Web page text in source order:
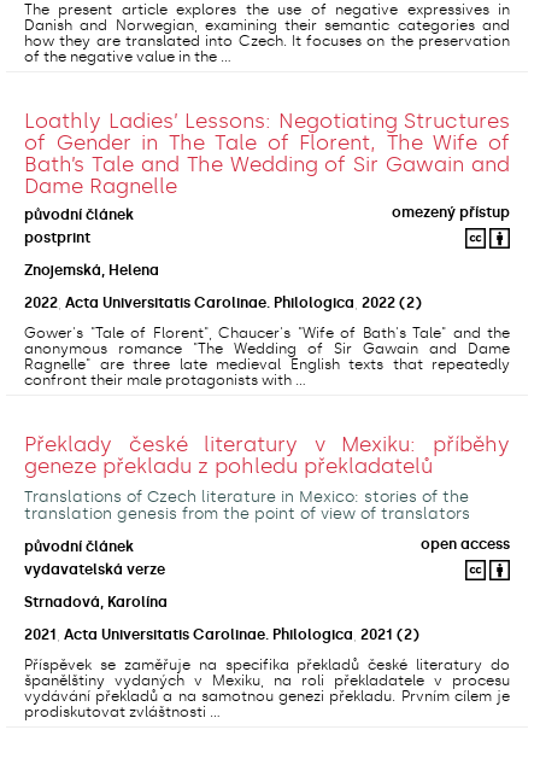
The present article explores the use of negative expressives in
Danish and Norwegian, examining their semantic categories and
how they are translated into Czech. It focuses on the preservation
of the negative value in the ...
Loathly Ladies’ Lessons: Negotiating Structures
of Gender in The Tale of Florent, The Wife of
Bath’s Tale and The Wedding of Sir Gawain and
Dame Ragnelle
původní článek
omezený přístup
postprint
Znojemská, Helena
2022 Acta Universitatis Carolinae. Philologica 2022 (2)
Gower's "Tale of Florent", Chaucer's "Wife of Bath's Tale" and the
anonymous romance "The Wedding of Sir Gawain and Dame
Ragnelle" are three late medieval English texts that repeatedly
confront their male protagonists with ...
Překlady české literatury v Mexiku: příběhy
geneze překladu z pohledu překladatelů
Translations of Czech literature in Mexico: stories of the
translation genesis from the point of view of translators
původní článek
open access
vydavatelská verze
Strnadová, Karolína
2021
Acta Universitatis Carolinae. Philologica 2021 (2)
Příspěvek se zaměřuje na specifika překladů české literatury do
španělštiny vydaných v Mexiku, na roli překladatele v procesu
vydávání překladů a na samotnou genezi překladu. Prvním cílem je
prodiskutovat zvláštnosti ...